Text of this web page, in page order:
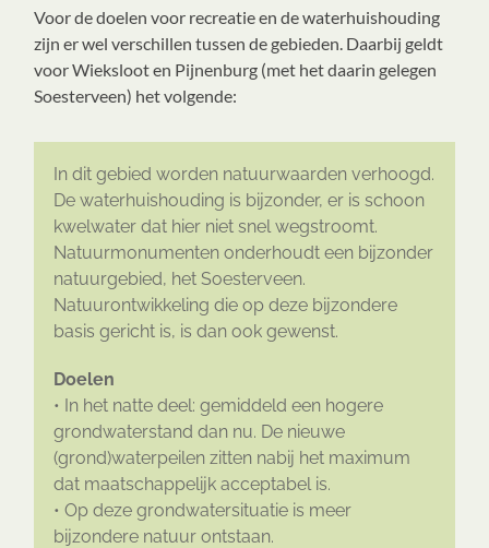
Voor de doelen voor recreatie en de waterhuishouding
zijn er wel verschillen tussen de gebieden. Daarbij geldt
voor Wieksloot en Pijnenburg (met het daarin gelegen
Soesterveen) het volgende:
In dit gebied worden natuurwaarden verhoogd.
De waterhuishouding is bijzonder, er is schoon
kwelwater dat hier niet snel wegstroomt.
Natuurmonumenten onderhoudt een bijzonder
natuurgebied, het Soesterveen.
Natuurontwikkeling die op deze bijzondere
basis gericht is, is dan ook gewenst.
Doelen
• In het natte deel: gemiddeld een hogere
grondwaterstand dan nu. De nieuwe
(grond)waterpeilen zitten nabij het maximum
dat maatschappelijk acceptabel is.
• Op deze grondwatersituatie is meer
bijzondere natuur ontstaan.